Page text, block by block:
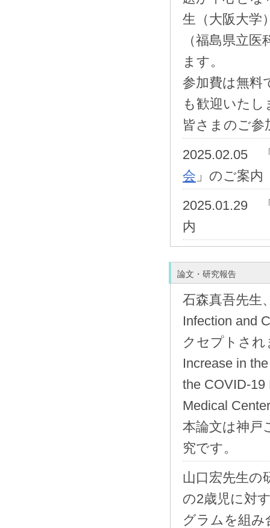
生（大阪大学
（福島県立
ます。
参加費は無料
も歓迎いたし
皆さまのご
2025.02.05
会 」のご案内
2025.01.29
内
論文・研究報告
石森真吾先生
Infection and
クセプトされ
Increase in
the COVID-19
Medical Center
本論文は神戸
究です。
山口宏先生の
の2歳児に対
グラムを組み